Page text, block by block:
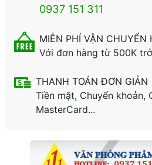
0937 151 311
MIỄN PHÍ VẬN CHUYỂN
Với đơn hàng từ 500K
THANH TOÁN ĐƠN GIẢN
Tiền mặt, Chuyển khoản,
MasterCard...